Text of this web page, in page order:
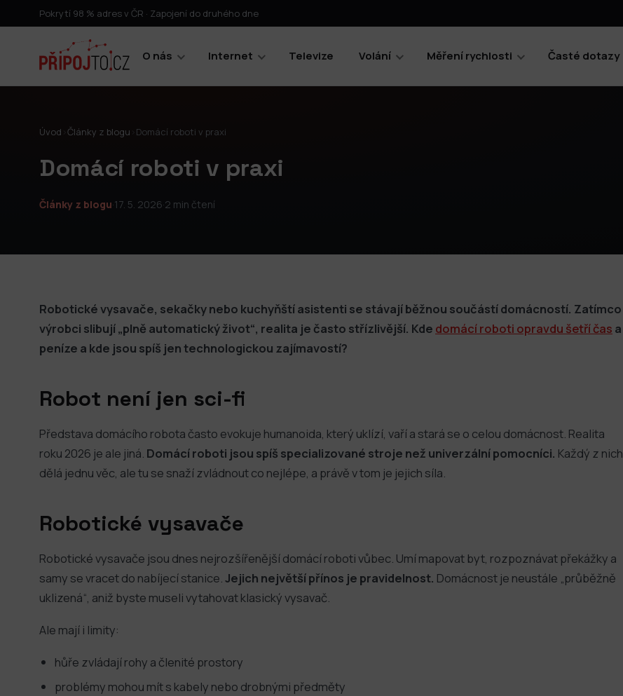
Pokrytí 98 % adres v ČR · Zapojení do druhého dne
O nás Internet Televize Volání Měření rychlosti Časté dotazy
Úvod Články z blogu Domácí roboti v praxi
Domácí roboti v praxi
Články z blogu·17. 5. 2026·2 min čtení
Robotické vysavače, sekačky nebo kuchyňští asistenti se stávají běžnou součástí domácností. Zatímco
výrobci slibují „plně automatický život“, realita je často střízlivější. Kde domácí roboti opravdu šetří čas a
peníze a kde jsou spíš jen technologickou zajímavostí?
Robot není jen sci-fi
Představa domácího robota často evokuje humanoida, který uklízí, vaří a stará se o celou domácnost. Realita
roku 2026 je ale jiná. Domácí roboti jsou spíš specializované stroje než univerzální pomocníci. Každý z nich
dělá jednu věc, ale tu se snaží zvládnout co nejlépe, a právě v tom je jejich síla.
Robotické vysavače
Robotické vysavače jsou dnes nejrozšířenější domácí roboti vůbec. Umí mapovat byt, rozpoznávat překážky a
samy se vracet do nabíjecí stanice. Jejich největší přínos je pravidelnost. Domácnost je neustále „průběžně
uklizená“, aniž byste museli vytahovat klasický vysavač.
Ale mají i limity:
hůře zvládají rohy a členité prostory
problémy mohou mít s kabely nebo drobnými předměty